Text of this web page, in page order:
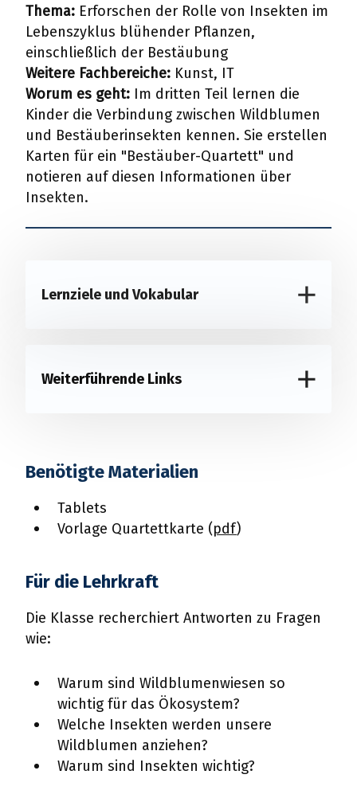
Thema: Erforschen der Rolle von Insekten im
Lebenszyklus blühender Pflanzen,
einschließlich der Bestäubung
Weitere Fachbereiche: Kunst, IT
Worum es geht: Im dritten Teil lernen die
Kinder die Verbindung zwischen Wildblumen
und Bestäuberinsekten kennen. Sie erstellen
Karten für ein "Bestäuber-Quartett" und
notieren auf diesen Informationen über
Insekten.
Lernziele und Vokabular
Weiterführende Links
Benötigte Materialien
Tablets
Vorlage Quartettkarte (pdf)
Für die Lehrkraft
Die Klasse recherchiert Antworten zu Fragen
wie:
Warum sind Wildblumenwiesen so
wichtig für das Ökosystem?
Welche Insekten werden unsere
Wildblumen anziehen?
Warum sind Insekten wichtig?